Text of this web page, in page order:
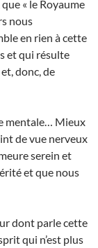
« le Royaume
nous
en rien à cette
et qui résulte
donc, de
mentale… Mieux
de vue nerveux
serein et
et que nous
dont parle cette
qui n’est plus